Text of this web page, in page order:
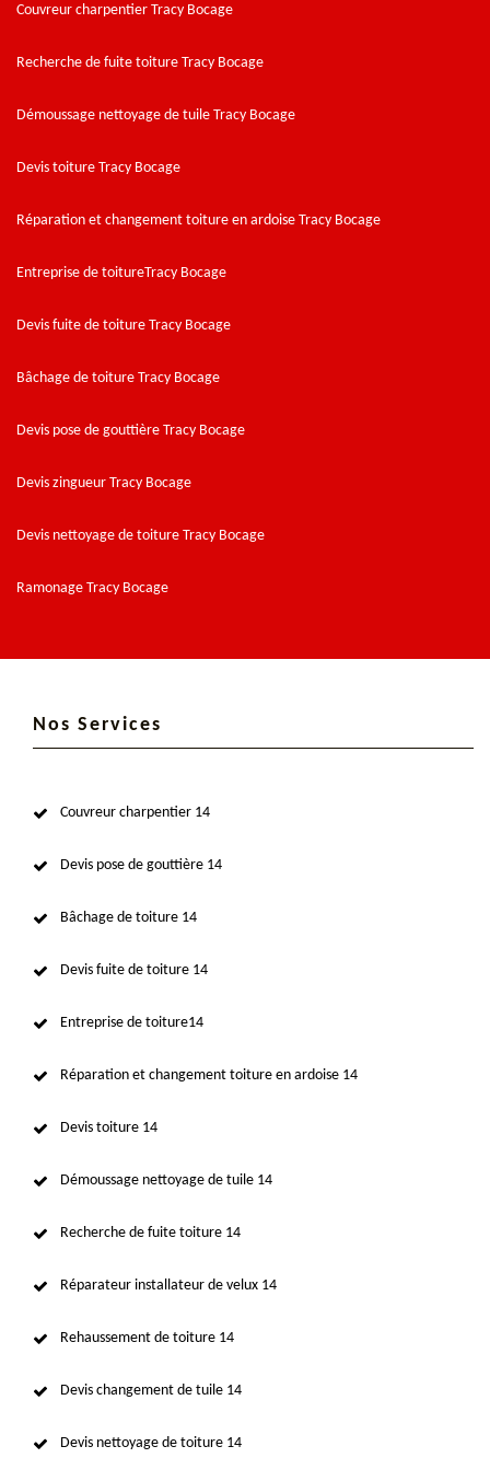
Couvreur charpentier Tracy Bocage
Recherche de fuite toiture Tracy Bocage
Démoussage nettoyage de tuile Tracy Bocage
Devis toiture Tracy Bocage
Réparation et changement toiture en ardoise Tracy Bocage
Entreprise de toitureTracy Bocage
Devis fuite de toiture Tracy Bocage
Bâchage de toiture Tracy Bocage
Devis pose de gouttière Tracy Bocage
Devis zingueur Tracy Bocage
Devis nettoyage de toiture Tracy Bocage
Ramonage Tracy Bocage
Nos Services
Couvreur charpentier 14
Devis pose de gouttière 14
Bâchage de toiture 14
Devis fuite de toiture 14
Entreprise de toiture14
Réparation et changement toiture en ardoise 14
Devis toiture 14
Démoussage nettoyage de tuile 14
Recherche de fuite toiture 14
Réparateur installateur de velux 14
Rehaussement de toiture 14
Devis changement de tuile 14
Devis nettoyage de toiture 14